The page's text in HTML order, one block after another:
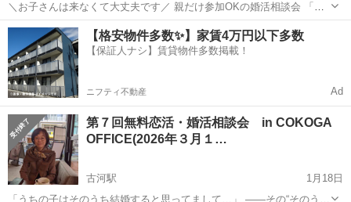
＼お子さんは来なくて大丈夫です／ 親だけ参加OKの婚活相談会 「本
人を連れてこないとダメですか？」 ——いいえ、むしろ今回は“親御さ
んだけ”の相談会です。 こんにちは。 この相談会は、 ✔ 子どもに内緒
で...
茨城 古河市 古河駅 その他 子ども
【格安物件多数✨】家賃4万円以下多数
【保証人ナシ】賃貸物件多数掲載！
ニフティ不動産 Ad
第７回無料恋活・婚活相談会 in COKOGA
OFFICE(2026年３月１…
古河駅
1月18日
「うちの子はそのうち結婚すると思ってまして…」 ——その“そのう